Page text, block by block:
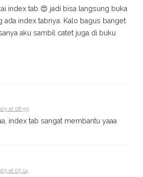
index tab 😍 jadi bisa langsung buka
ada index tabnya. Kalo bagus banget
aku sambil catet juga di buku
at 06:55
index tab sangat membantu yaaa
at 07:14